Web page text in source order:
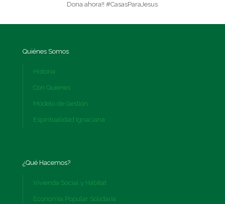
Dona ahora!! #CasasParaJesus
Quiénes Somos
Historia
Con Quienes
Modelo de Gestión
Espiritualidad Ignaciana
¿Qué Hacemos?
Vivienda Social y Hábitat
Economía Popular Solidaria